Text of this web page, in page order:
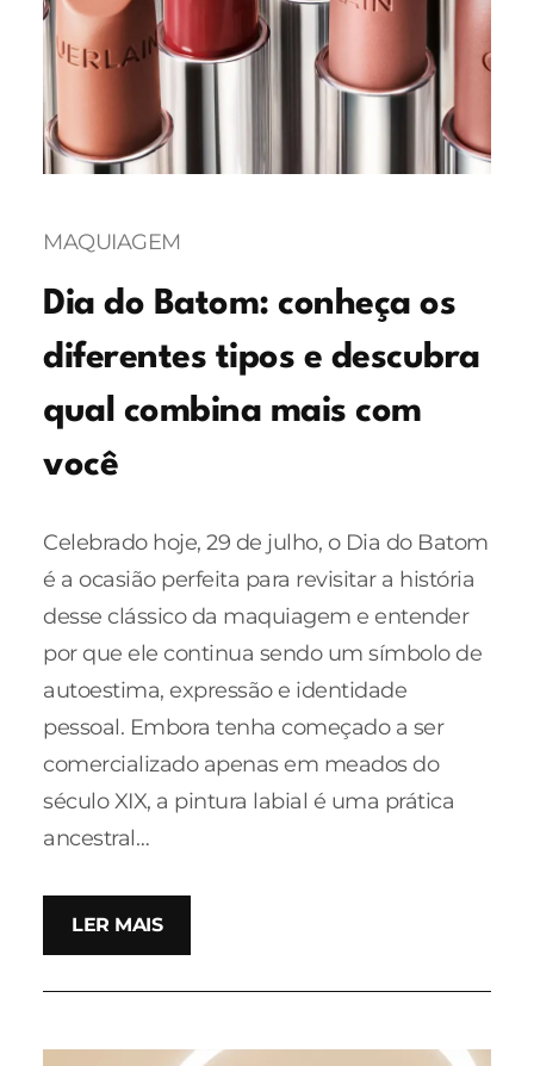
MAQUIAGEM
Dia do Batom: conheça os
diferentes tipos e descubra
qual combina mais com
você
Celebrado hoje, 29 de julho, o Dia do Batom
é a ocasião perfeita para revisitar a história
desse clássico da maquiagem e entender
por que ele continua sendo um símbolo de
autoestima, expressão e identidade
pessoal. Embora tenha começado a ser
comercializado apenas em meados do
século XIX, a pintura labial é uma prática
ancestral…
LER MAIS